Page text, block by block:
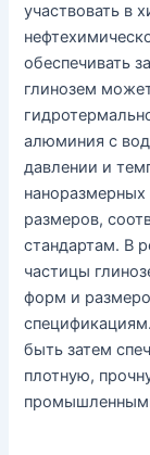
участвовать в
обеспечивать
глинозем
алюминия с
давлении и
размеров,
стандартам. В
частицы
форм и
быть затем
плотную,